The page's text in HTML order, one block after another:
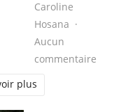
votre Groove Back.
Caroline
Hosana
Aucun
commentaire
plus